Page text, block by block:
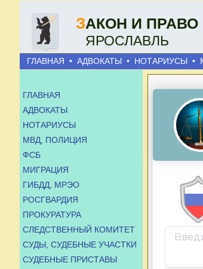
ЗАКОН И ПРАВО
ЯРОСЛАВЛЬ
ГЛАВНАЯ • АДВОКАТЫ • НОТАРИУСЫ •
ГЛАВНАЯ
АДВОКАТЫ
НОТАРИУСЫ
МВД, ПОЛИЦИЯ
ФСБ
МИГРАЦИЯ
ГИБДД, МРЭО
РОСГВАРДИЯ
ПРОКУРАТУРА
СЛЕДСТВЕННЫЙ КОМИТЕТ
СУДЫ, СУДЕБНЫЕ УЧАСТКИ
СУДЕБНЫЕ ПРИСТАВЫ